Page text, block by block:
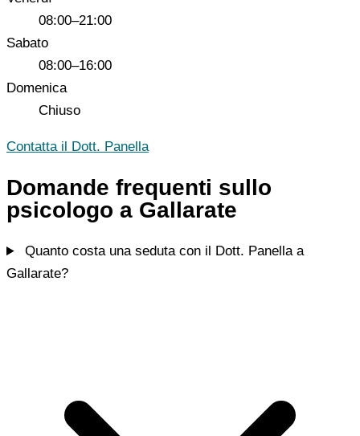
08:00–21:00
Sabato
08:00–16:00
Domenica
Chiuso
Contatta il Dott. Panella
Domande frequenti sullo
psicologo a Gallarate
Quanto costa una seduta con il Dott. Panella a
Gallarate?